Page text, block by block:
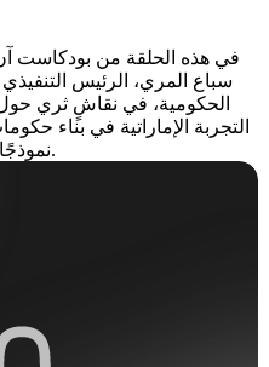
في هذه الحلقة من بودكاست
سباع المري، الرئيس
الحكومية، في نقاشٍ ثري حول
التجربة الإماراتية في بناء
نموذجًا عالميًا في الإدارة والحوكمة.